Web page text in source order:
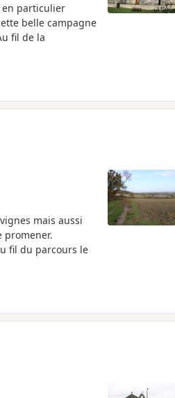
en particulier
belle campagne
fil de la
mais aussi
promener.
fil du parcours le